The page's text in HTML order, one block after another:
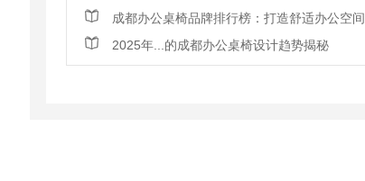
成都办公桌椅品牌排行榜：打造舒适办公空间
2025年...的成都办公桌椅设计趋势揭秘